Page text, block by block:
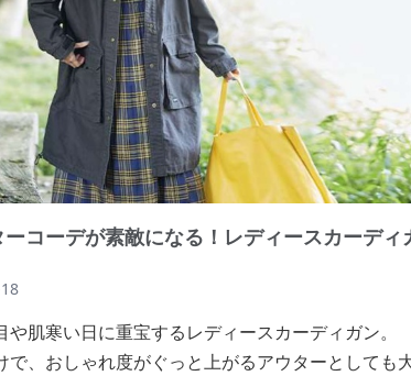
コーデが素敵になる！レディースカーディ
や肌寒い日に重宝するレディースカーディガン。
で、おしゃれ度がぐっと上がるアウターとしても